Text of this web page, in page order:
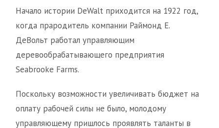
Начало истории DeWalt приходится на 1922 год,
когда прародитель компании Раймонд Е.
ДеВольт работал управляющим
деревообрабатывающего предприятия
Seabrooke Farms.
Поскольку возможности увеличивать бюджет на
оплату рабочей силы не было, молодому
управляющему пришлось проявлять таланты в